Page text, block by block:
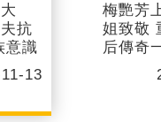
抗
意識
13
梅艷芳
姐致敬
后傳奇